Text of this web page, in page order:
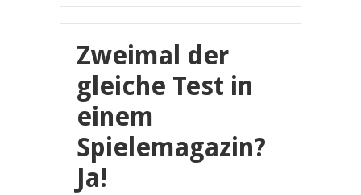
Zweimal der
gleiche Test in
einem
Spielemagazin?
Ja!